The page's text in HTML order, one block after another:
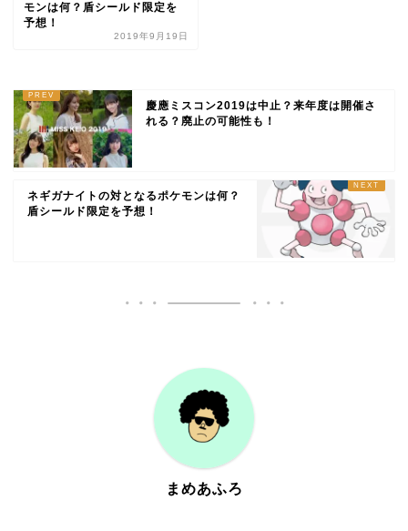
モンは何？盾シールド限定を
予想！
2019年9月19日
慶應ミスコン2019は中止？来年度は開催さ
れる？廃止の可能性も！
ネギガナイトの対となるポケモンは何？
盾シールド限定を予想！
まめあふろ